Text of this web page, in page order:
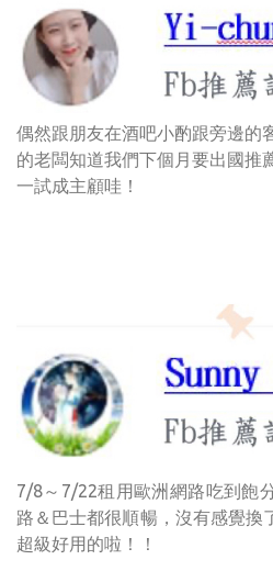
偶然跟朋友在酒吧小酌跟旁邊的
的老闆知道我們下個月要出國推
一試成主顧哇！
7/8～7/22租用歐洲網路吃到飽
路＆巴士都很順暢，沒有感覺換
超級好用的啦！！